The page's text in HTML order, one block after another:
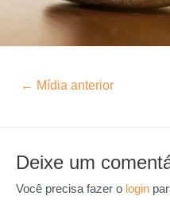
← Mídia anterior
Deixe um
Você precisa fazer o login